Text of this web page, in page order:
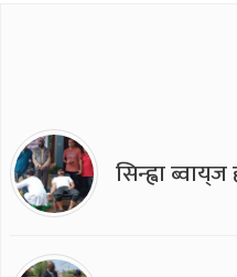
सिन्ह्वा